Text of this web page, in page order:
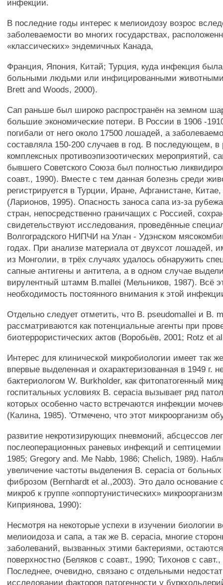
инфекции.
В последние годы интерес к мелиоидозу возрос
заболеваемости во многих государствах,
«классических» эндемичных Канада,
Франция, Япония, Китай; Турция, куда инфекция была
больными людьми или инфицированными
Brett and Woods, 2000).
Сап раньше был широко распространён на земном
большие экономические потери. В России в 1906 -
погибали от него около 17500 лошадей, а
составляла 150-200 случаев в год. В последующем, в
комплексных противоэпизоотических мероприятий,
бывшего Советского Союза был полностью
соавт., 1990). Вместе с тем данная болезнь среди
регистрируется в Турции, Иране, Афганистане,
(Ларионов, 1995). Опасность заноса сапа из-за
стран, непосредственно граничащих с Россией,
свидетельствуют исследования, проведённые
Волгоградского НИПЧИ на Улан - Удэнском
годах. При анализе материала от двухсот лошадей,
из Монголии, в трёх случаях удалось обнаружить
сапные антигены и антитела, а в одном случае
вирулентный штамм B.mallei (Мельников, 1987). Всё
необходимость постоянного внимания к этой
Отдельно следует отметить, что В. pseudomallei и В.
рассматриваются как потенциальные агенты при
биотеррористических актов (Воробьёв, 2001; Rotz et
Интерес для клинической микробиологии имеет так
впервые выделенная и охарактеризованная в 1949 г.
бактериологом W. Burkholder, как фитопатогенный
госпитальных условиях В. cepacia вызывает ряд
которых особенно часто встречаются инфекции
(Калина, 1985). 'Отмечено, что этот микроорганизм
развитие некротизирующих пневмоний, абсцессов
послеоперационных раневых инфекций и
1985; Gregory and. Me Nabb, 1986; Chelich, 1989).
увеличение частоты выделения B. cepacia от
фиброзом (Bernhardt et al.,2003). Это дало основание
микроб к группе «оппортунистических»
Киприянова, 1990):
Несмотря на некоторые успехи в изучении биологии
мелиоидоза и сапа, а так же В. cepacia, многие
заболеваний, вызванных этими бактериями,
поверхностно (Беляков с соавт., 1990; Тихонов с
Последнее, очевидно, связано с отдельными
исследовании факторов патогенности у